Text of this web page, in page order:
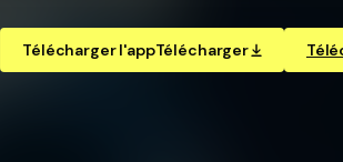
Télécharger l'appTélécharger